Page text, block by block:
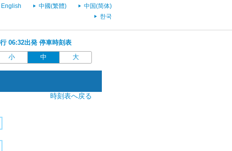
English 中國(繁體)
中国(简体)
한국
06:32出発 停車時刻表
小 中 大
時刻表へ戻る